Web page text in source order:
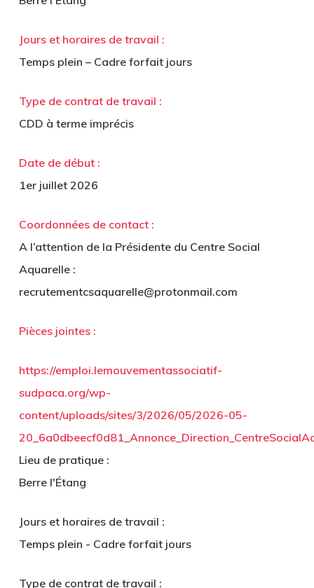
Jours et horaires de travail :
Temps plein – Cadre forfait jours
Type de contrat de travail :
CDD à terme imprécis
Date de début :
1er juillet 2026
Coordonnées de contact :
A l’attention de la Présidente du Centre Social
Aquarelle :
recrutementcsaquarelle@protonmail.com
Pièces jointes :
https://emploi.lemouvementassociatif-
sudpaca.org/wp-
content/uploads/sites/3/2026/05/2026-05-
Lieu de pratique :
Berre l'Étang
Jours et horaires de travail :
Temps plein - Cadre forfait jours
Type de contrat de travail :